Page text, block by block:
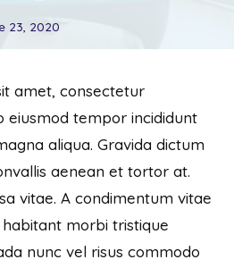
23, 2020
amet, consectetur
eiusmod tempor incididunt
aliqua. Gravida dictum
aenean et tortor at.
vitae. A condimentum vitae
morbi tristique
nunc vel risus commodo